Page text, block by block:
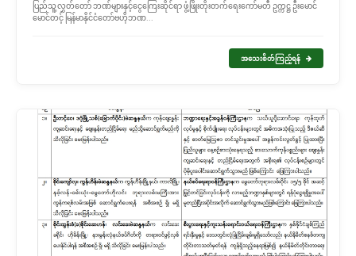
ပြည်သူ့လွှတ်တော် ဘဏ်များနှင့်ငွေကြေးဆိုင်ရာ ဖွံ့ဖြိုးတိုးတက်ရေးကော်မတီ ဥက္ကဋ္ဌ ဦးမောင်
မောင်တင့် မြန်မာနိုင်ငံတော်ဗဟိုဘဏ...
အသေးစိတ်ကြည့်ရန်